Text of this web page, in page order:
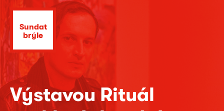
Sundat
brýle
Výstavou Rituál